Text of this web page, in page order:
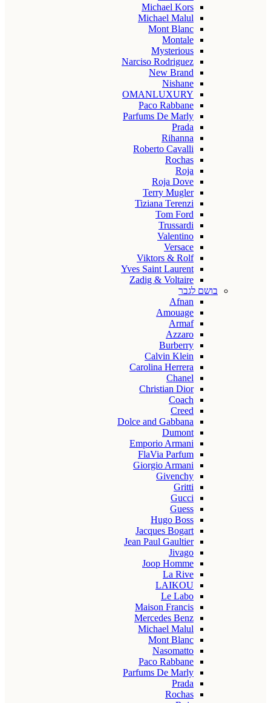
Michael Kors
Michael Malul
Mont Blanc
Montale
Mysterious
Narciso Rodriguez
New Brand
Nishane
OMANLUXURY
Paco Rabbane
Parfums De Marly
Prada
Rihanna
Roberto Cavalli
Rochas
Roja
Roja Dove
Terry Mugler
Tiziana Terenzi
Tom Ford
Trussardi
Valentino
Versace
Viktors & Rolf
Yves Saint Laurent
Zadig & Voltaire
בושם לגבר
Afnan
Amouage
Armaf
Azzaro
Burberry
Calvin Klein
Carolina Herrera
Chanel
Christian Dior
Coach
Creed
Dolce and Gabbana
Dumont
Emporio Armani
FlaVia Parfum
Giorgio Armani
Givenchy
Gritti
Gucci
Guess
Hugo Boss
Jacques Bogart
Jean Paul Gaultier
Jivago
Joop Homme
La Rive
LAIKOU
Le Labo
Maison Francis
Mercedes Benz
Michael Malul
Mont Blanc
Nasomatto
Paco Rabbane
Parfums De Marly
Prada
Rochas